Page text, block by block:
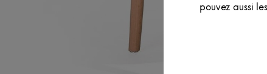
pouvez aussi